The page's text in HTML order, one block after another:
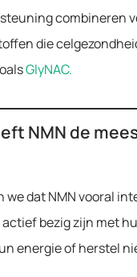
combineren
die
GlyNAC.
NMN de
we dat NMN vooral
bezig zijn met
energie of herstel